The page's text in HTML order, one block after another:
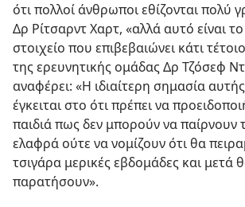
ότι πολλοί άνθρωποι εθίζονται πολύ
Δρ Ρίτσαρντ Χαρτ, «αλλά αυτό είναι
στοιχείο που επιβεβαιώνει κάτι
της ερευνητικής ομάδας Δρ Τζόσεφ
αναφέρει: «Η ιδιαίτερη σημασία
έγκειται στο ότι πρέπει να
παιδιά πως δεν μπορούν να παίρνουν
ελαφρά ούτε να νομίζουν ότι θα
τσιγάρα μερικές εβδομάδες και μετά
παρατήσουν».